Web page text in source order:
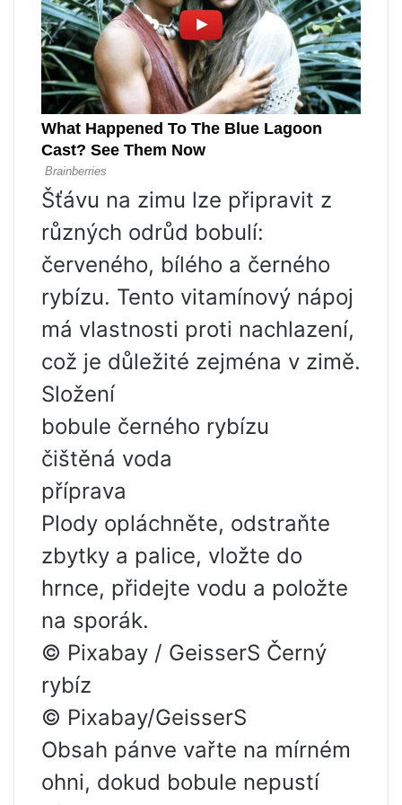
Šťávu na zimu lze připravit z
různých odrůd bobulí:
červeného, ​​bílého a černého
rybízu. Tento vitamínový nápoj
má vlastnosti proti nachlazení,
což je důležité zejména v zimě.
Složení
bobule černého rybízu
čištěná voda
příprava
Plody opláchněte, odstraňte
zbytky a palice, vložte do
hrnce, přidejte vodu a položte
na sporák.
© Pixabay / GeisserS Černý
rybíz
© Pixabay/GeisserS
Obsah pánve vařte na mírném
ohni, dokud bobule nepustí